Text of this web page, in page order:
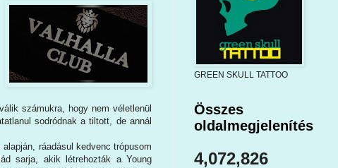
számukra, hogy nem véletlenül
sodródnak a tiltott, de annál
ráadásul kedvenc trópusom
sarja, akik létrehozták a Young
GREEN SKULL TATTOO
Összes
oldalmegjelenítés
4,072,826